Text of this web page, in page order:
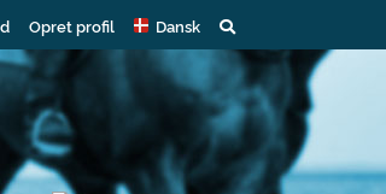
Opret profil Dansk